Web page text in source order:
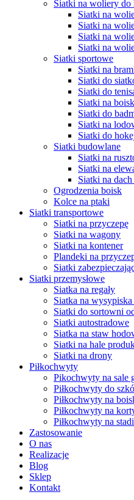
Siatki na woliery
Siatki na
Siatki na
Siatki na
Siatki na
Siatki sportowe
Siatki na
Siatki do
Siatki do
Siatki na
Siatki do
Siatki na
Siatki do
Siatki budowlane
Siatki na
Siatki na
Siatki na
Ogrodzenia boisk
Kolce na ptaki
Siatki transportowe
Siatki na przyczepę
Siatki na wagony
Siatki na kontener
Plandeki na
Siatki
Siatki przemysłowe
Siatka na regały
Siatka na wysypiska
Siatki do sortowni
Siatki autostradowe
Siatka na staw
Siatki na hale
Siatki na drony
Piłkochwyty
Pikochwyty na sale
Piłkochwyty do
Piłkochwyty na
Piłkochwyty na
Piłkochwyty na
Zastosowanie
O nas
Realizacje
Blog
Sklep
Kontakt